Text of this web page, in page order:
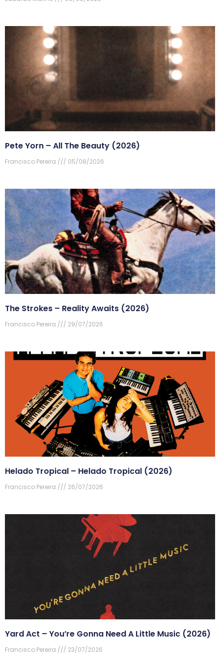
Pete Yorn – All The Beauty (2026)
Francisco Pereira 05/08/2026
The Strokes – Reality Awaits (2026)
Francisco Pereira 29/07/2026
Helado Tropical – Helado Tropical (2026)
Francisco Pereira 26/07/2026
Yard Act – You’re Gonna Need A Little Music (2026)
Francisco Pereira 23/07/2026